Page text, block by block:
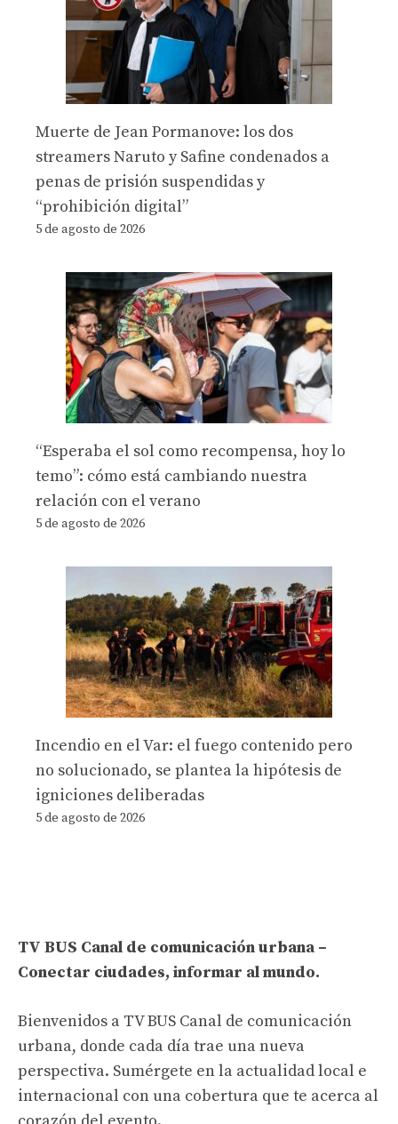
Muerte de Jean Pormanove: los dos
streamers Naruto y Safine condenados a
penas de prisión suspendidas y
“prohibición digital”
5 de agosto de 2026
“Esperaba el sol como recompensa, hoy lo
temo”: cómo está cambiando nuestra
relación con el verano
5 de agosto de 2026
Incendio en el Var: el fuego contenido pero
no solucionado, se plantea la hipótesis de
igniciones deliberadas
5 de agosto de 2026
TV BUS Canal de comunicación urbana –
Conectar ciudades, informar al mundo.
Bienvenidos a TV BUS Canal de comunicación
urbana, donde cada día trae una nueva
perspectiva. Sumérgete en la actualidad local e
internacional con una cobertura que te acerca al